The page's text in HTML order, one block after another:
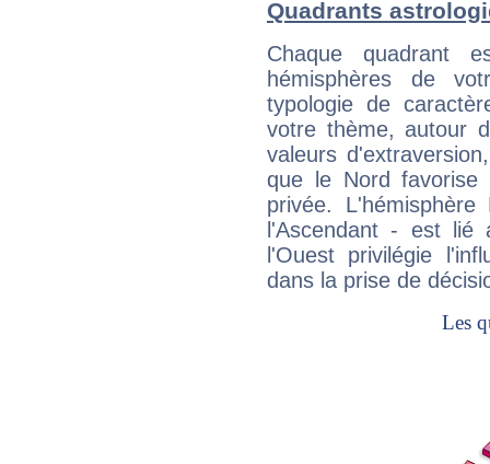
Quadrants
Chaque quadrant
hémisphères de
typologie de
votre thème, autour
valeurs
que le Nord favorise
privée.
l'Ascendant - est
l'Ouest privilégie
dans la prise de